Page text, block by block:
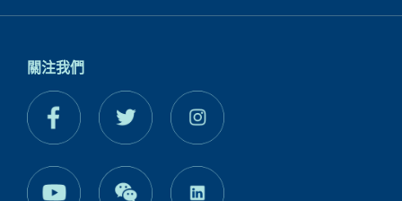
關注我們